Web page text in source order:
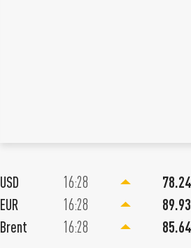
Главное в
Москву и Киев.
шпионаж. Штаты
USD 16:28 78.24
EUR
16:28 89.93
Brent
16:28 85.64